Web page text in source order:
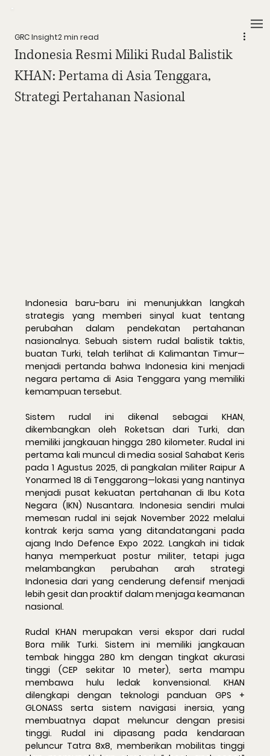
Indonesia Resmi Miliki Rudal Balistik
KHAN: Pertama di Asia Tenggara,
Strategi Pertahanan Nasional
GRC Insight2 min read
Indonesia baru-baru ini menunjukkan langkah
strategis yang memberi sinyal kuat tentang
perubahan dalam pendekatan pertahanan
nasionalnya. Sebuah sistem rudal balistik taktis,
buatan Turki, telah terlihat di Kalimantan Timur—
menjadi pertanda bahwa Indonesia kini menjadi
negara pertama di Asia Tenggara yang memiliki
kemampuan tersebut.
Sistem rudal ini dikenal sebagai KHAN,
dikembangkan oleh Roketsan dari Turki, dan
memiliki jangkauan hingga 280 kilometer. Rudal ini
pertama kali muncul di media sosial Sahabat Keris
pada 1 Agustus 2025, di pangkalan militer Raipur A
Yonarmed 18 di Tenggarong—lokasi yang nantinya
menjadi pusat kekuatan pertahanan di Ibu Kota
Negara (IKN) Nusantara. Indonesia sendiri mulai
memesan rudal ini sejak November 2022 melalui
kontrak kerja sama yang ditandatangani pada
ajang Indo Defence Expo 2022. Langkah ini tidak
hanya memperkuat postur militer, tetapi juga
melambangkan perubahan arah strategi
Indonesia dari yang cenderung defensif menjadi
lebih gesit dan proaktif dalam menjaga keamanan
nasional.
Bora milik Turki. Sistem ini memiliki jangkauan
tembak hingga 280 km dengan tingkat akurasi
tinggi (CEP sekitar 10 meter), serta mampu
membawa hulu ledak konvensional. KHAN
dilengkapi dengan teknologi panduan GPS +
GLONASS serta sistem navigasi inersia, yang
membuatnya dapat meluncur dengan presisi
tinggi. Rudal ini dipasang pada kendaraan
peluncur Tatra 8x8, memberikan mobilitas tinggi